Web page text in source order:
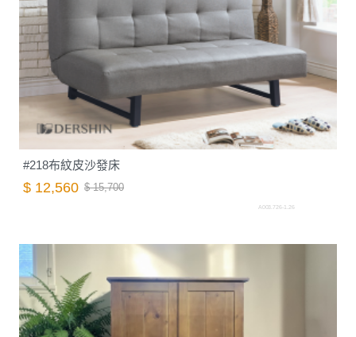
#218布紋皮沙發床
$ 12,560 $ 15,700
A003.726-1.26